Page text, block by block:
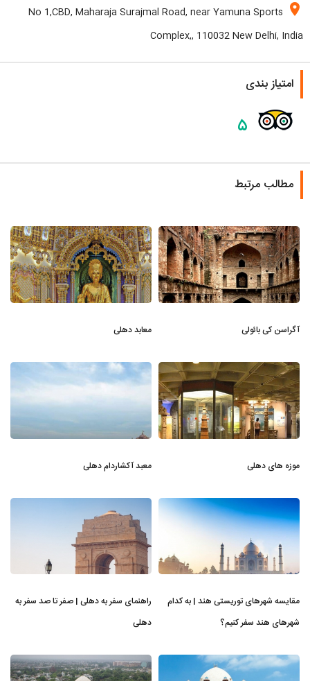
location_on
No 1,CBD, Maharaja Surajmal Road, near Yamuna Sports
Complex,, 110032 New Delhi, India
امتیاز بندی
۵
مطالب مرتبط
آگراسن کی بائولی معابد دهلی
موزه های دهلی معبد آکشاردام دهلی
مقایسه شهرهای توریستی هند | به کدام
شهرهای هند سفر کنیم؟
راهنمای سفر به دهلی | صفر تا صد سفر به
دهلی